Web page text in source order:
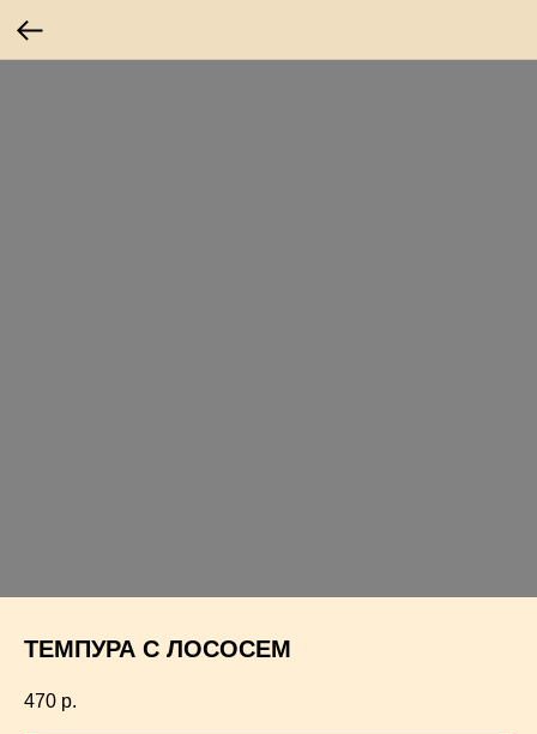
ТЕМПУРА С ЛОСОСЕМ
470 р.